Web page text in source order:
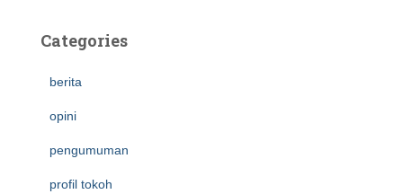
Categories
berita
opini
pengumuman
profil tokoh